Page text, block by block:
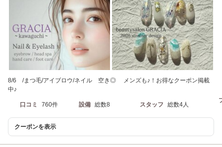
8/6 /まつ毛/アイブロウ/ネイル 空き◎ メンズも♪！お得なクーポン掲載
中♪
口コミ 760件 設備 総数8 スタッフ 総数4人
クーポンを表示